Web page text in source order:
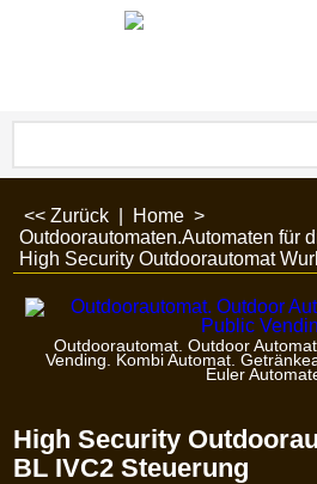
<< Zurück Home >
Outdoorautomaten.Automaten für
High Security Outdoorautomat
Outdoorautomat. Outdoor
Vending. Kombi Automat.
Euler
High Security
BL IVC2 Steuerung